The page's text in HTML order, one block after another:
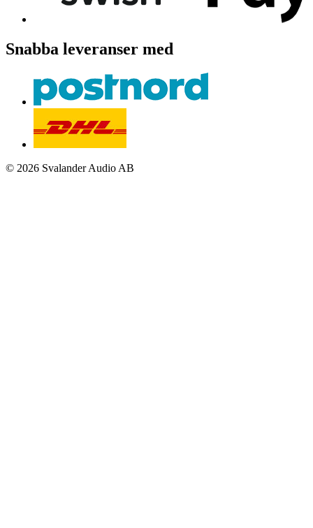
Snabba leveranser med
© 2026 Svalander Audio AB